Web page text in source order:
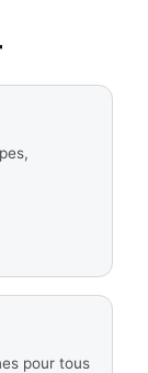
pour tous